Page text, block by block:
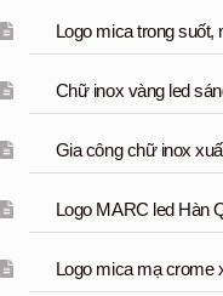
Logo mica trong suốt,
Chữ inox vàng led
Gia công chữ inox
Logo MARC led Hàn
Logo mica mạ crome